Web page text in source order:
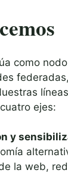
como
ejes:
y
la web,